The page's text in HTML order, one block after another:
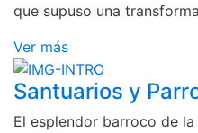
que supuso una
Ver más
Santuarios y
El esplendor barroco de